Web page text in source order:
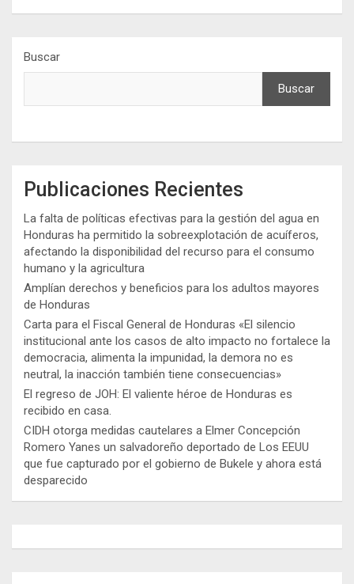
Buscar
Buscar
Publicaciones Recientes
La falta de políticas efectivas para la gestión del agua en
Honduras ha permitido la sobreexplotación de acuíferos,
afectando la disponibilidad del recurso para el consumo
humano y la agricultura
Amplían derechos y beneficios para los adultos mayores
de Honduras
Carta para el Fiscal General de Honduras «El silencio
institucional ante los casos de alto impacto no fortalece la
democracia, alimenta la impunidad, la demora no es
neutral, la inacción también tiene consecuencias»
El regreso de JOH: El valiente héroe de Honduras es
recibido en casa.
CIDH otorga medidas cautelares a Elmer Concepción
Romero Yanes un salvadoreño deportado de Los EEUU
que fue capturado por el gobierno de Bukele y ahora está
desparecido